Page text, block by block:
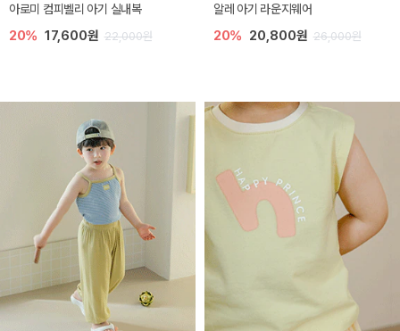
아로미 컴피벨리 아기 실내복
20% 17,600원 22,000원
알레 아기 라운지웨어
20% 20,800원 26,000원